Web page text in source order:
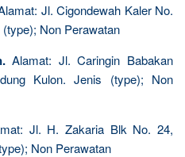
Jl. Cigondewah Kaler No.
Non Perawatan
Alamat: Jl. Caringin Babakan
Kulon. Jenis (type); Non
Jl. H. Zakaria Blk No. 24,
Non Perawatan